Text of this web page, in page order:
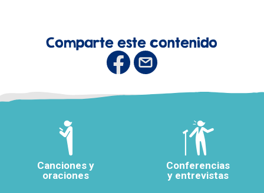
Comparte este contenido
Canciones y
oraciones
Conferencias
y entrevistas